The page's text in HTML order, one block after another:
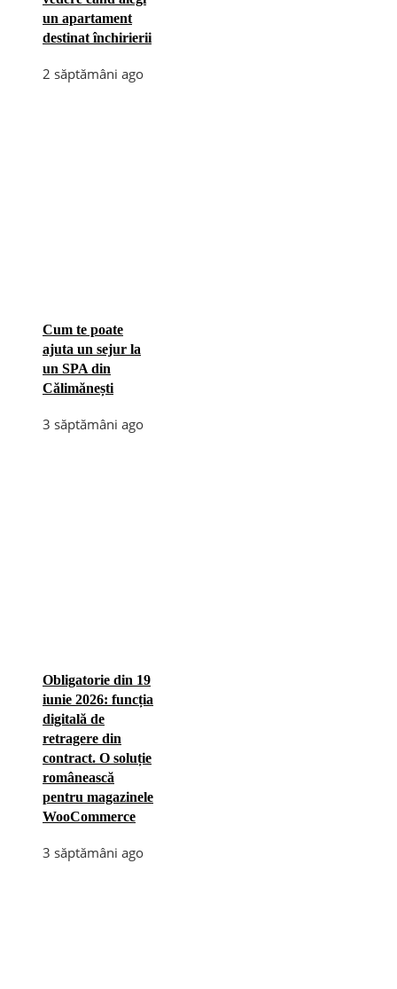
un apartament
destinat închirierii
2 săptămâni ago
Cum te poate
ajuta un sejur la
un SPA din
Călimănești
3 săptămâni ago
Obligatorie din 19
iunie 2026: funcția
digitală de
retragere din
contract. O soluție
românească
pentru magazinele
WooCommerce
3 săptămâni ago